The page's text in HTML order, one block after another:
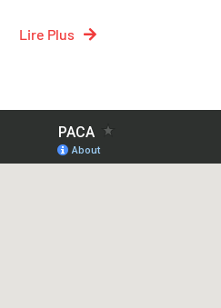
Lire Plus